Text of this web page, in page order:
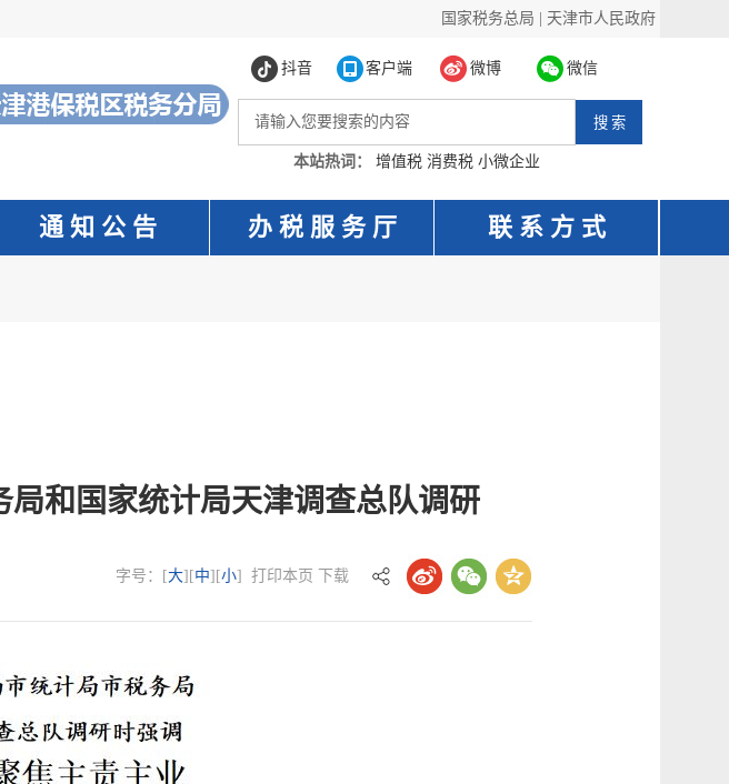
国家税务总局 天津市人民政府
抖音 客户端 微博 微信
本站热词： 增值税 消费税 小微企业
通 知 公 告 办 税 服 务 厅 联 系 方 式
和国家统计局天津调查总队调研
字号：[大][中][小] 打印本页 下载